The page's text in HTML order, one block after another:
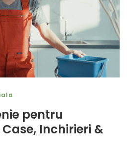
pentru
Inchirieri &